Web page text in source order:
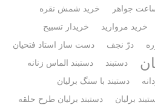
جواهر
خرید شمش نقره
خرید مروارید
خریدار تسبیح
درّ نجف دست ساز استاد فتحیان
دستبند
دستبند الماس زنانه
دستبند با سنگ برلیان
برلیان
دستبند برلیان طرح حلقه